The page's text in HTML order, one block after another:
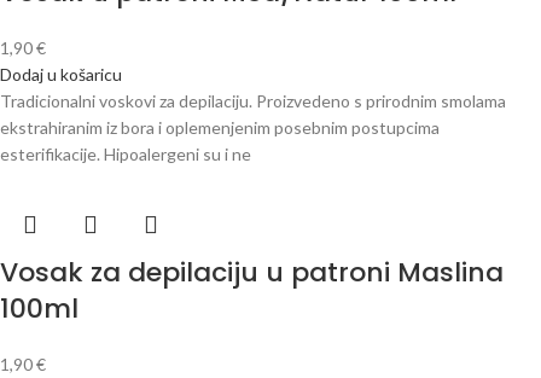
1,90€
Dodaj u košaricu
Tradicionalni voskovi za depilaciju. Proizvedeno s prirodnim smolama
ekstrahiranim iz bora i oplemenjenim posebnim postupcima
esterifikacije. Hipoalergeni su i ne
Vosak za depilaciju u patroni Maslina
100ml
1,90€